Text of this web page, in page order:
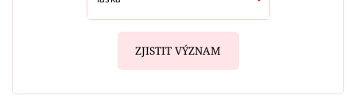
ZJISTIT VÝZNAM